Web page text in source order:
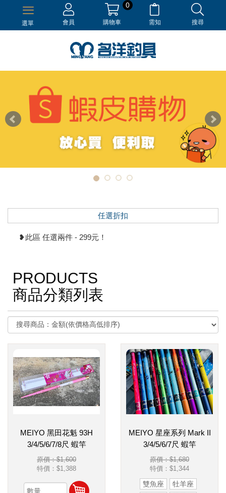
選單 會員 購物車
0
需知 搜尋
任選折扣
❥此區 任選兩件 - 299元！
PRODUCTS
商品分類列表
MEIYO 黑田花魁 93H
3/4/5/6/7/8尺 蝦竿
原價：$1,600
特價： $1,388
MEIYO 星座系列 Mark II
3/4/5/6/7尺 蝦竿
原價：$1,680
特價： $1,344
雙魚座
牡羊座